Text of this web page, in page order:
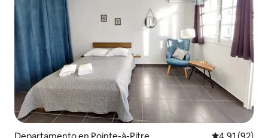
Departamento en Pointe-à-Pitre Calificación
4.91 (92)